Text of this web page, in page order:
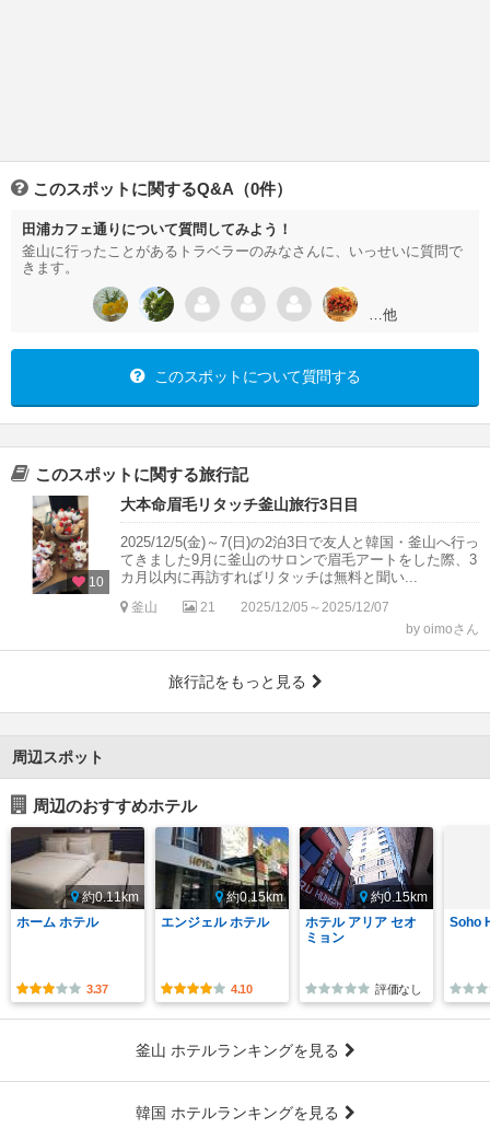
このスポットに関するQ&A（0件）
田浦カフェ通りについて質問してみよう！
釜山に行ったことがあるトラベラーのみなさんに、いっせいに質問で
きます。
…他
このスポットについて質問する
このスポットに関する旅行記
10
大本命眉毛リタッチ釜山旅行3日目
2025/12/5(金)～7(日)の2泊3日で友人と韓国・釜山へ行っ
てきました9月に釜山のサロンで眉毛アートをした際、3
カ月以内に再訪すればリタッチは無料と聞い...
釜山 21
2025/12/05～2025/12/07
by oimoさん
旅行記をもっと見る
周辺スポット
周辺のおすすめホテル
約0.11km
ホーム ホテル
3.37
約0.15km
エンジェル ホテル
4.10
約0.15km
ホテル アリア セオ
ミョン
評価なし
Soho
釜山 ホテルランキングを見る
韓国 ホテルランキングを見る